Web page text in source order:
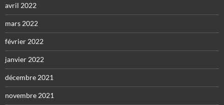
avril 2022
mars 2022
février 2022
janvier 2022
décembre 2021
novembre 2021